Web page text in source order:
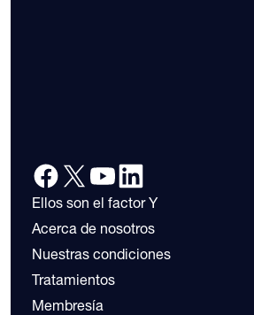
Ellos son el factor Y
Acerca de nosotros
Nuestras condiciones
Tratamientos
Membresía